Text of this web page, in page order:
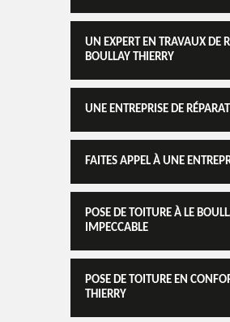
UN EXPERT EN TRAVAUX DE
BOULLAY THIERRY
UNE ENTREPRISE DE
FAITES APPEL À UNE
POSE DE TOITURE À LE
IMPECCABLE
POSE DE TOITURE EN
THIERRY